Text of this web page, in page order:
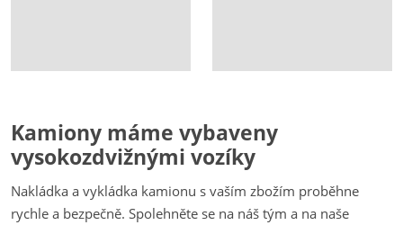
Kamiony máme vybaveny
vysokozdvižnými vozíky
Nakládka a vykládka kamionu s vaším zbožím proběhne
rychle a bezpečně. Spolehněte se na náš tým a na naše